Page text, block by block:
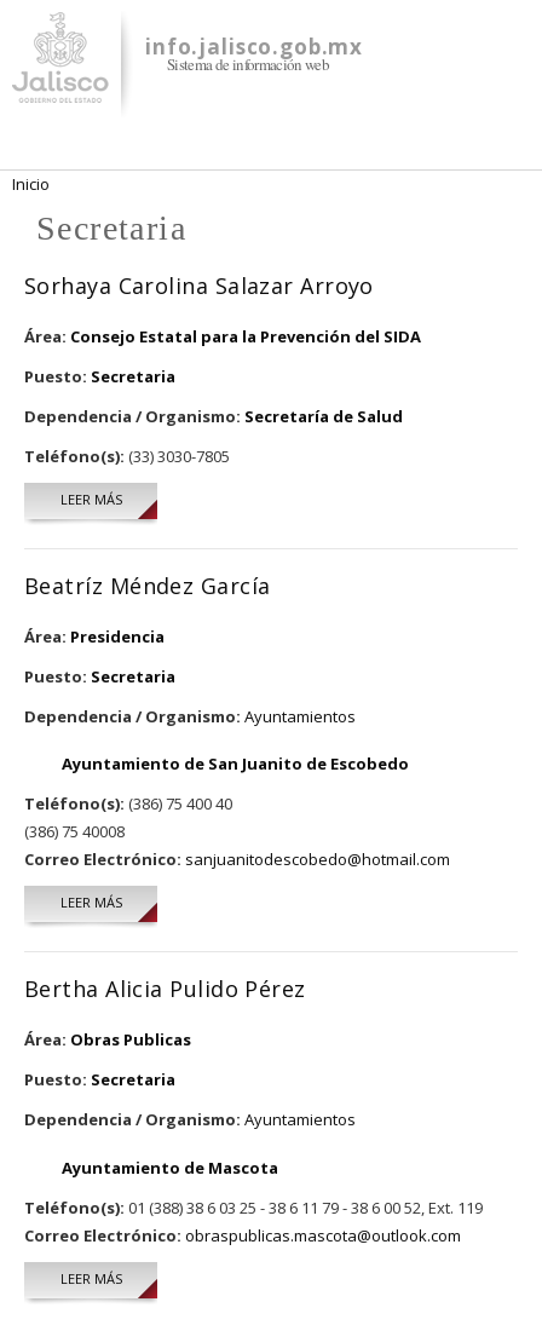
contenido
principal
info.jalisco.gob.mx
Sistema de información web
Se encuentra usted aquí
Inicio
Secretaria
Sorhaya Carolina Salazar Arroyo
Área: Consejo Estatal para la Prevención del SIDA
Puesto: Secretaria
Dependencia / Organismo: Secretaría de Salud
Teléfono(s): (33) 3030-7805
LEER MÁSSOBRE SORHAYA CAROLINA SALAZAR ARROYO
Beatríz Méndez García
Área: Presidencia
Puesto: Secretaria
Dependencia / Organismo: Ayuntamientos
Ayuntamiento de San Juanito de Escobedo
Teléfono(s): (386) 75 400 40
(386) 75 40008
Correo Electrónico: sanjuanitodescobedo@hotmail.com
LEER MÁSSOBRE BEATRÍZ MÉNDEZ GARCÍA
Bertha Alicia Pulido Pérez
Área: Obras Publicas
Puesto: Secretaria
Dependencia / Organismo: Ayuntamientos
Ayuntamiento de Mascota
Teléfono(s): 01 (388) 38 6 03 25 - 38 6 11 79 - 38 6 00 52, Ext. 119
Correo Electrónico: obraspublicas.mascota@outlook.com
LEER MÁSSOBRE BERTHA ALICIA PULIDO PÉREZ